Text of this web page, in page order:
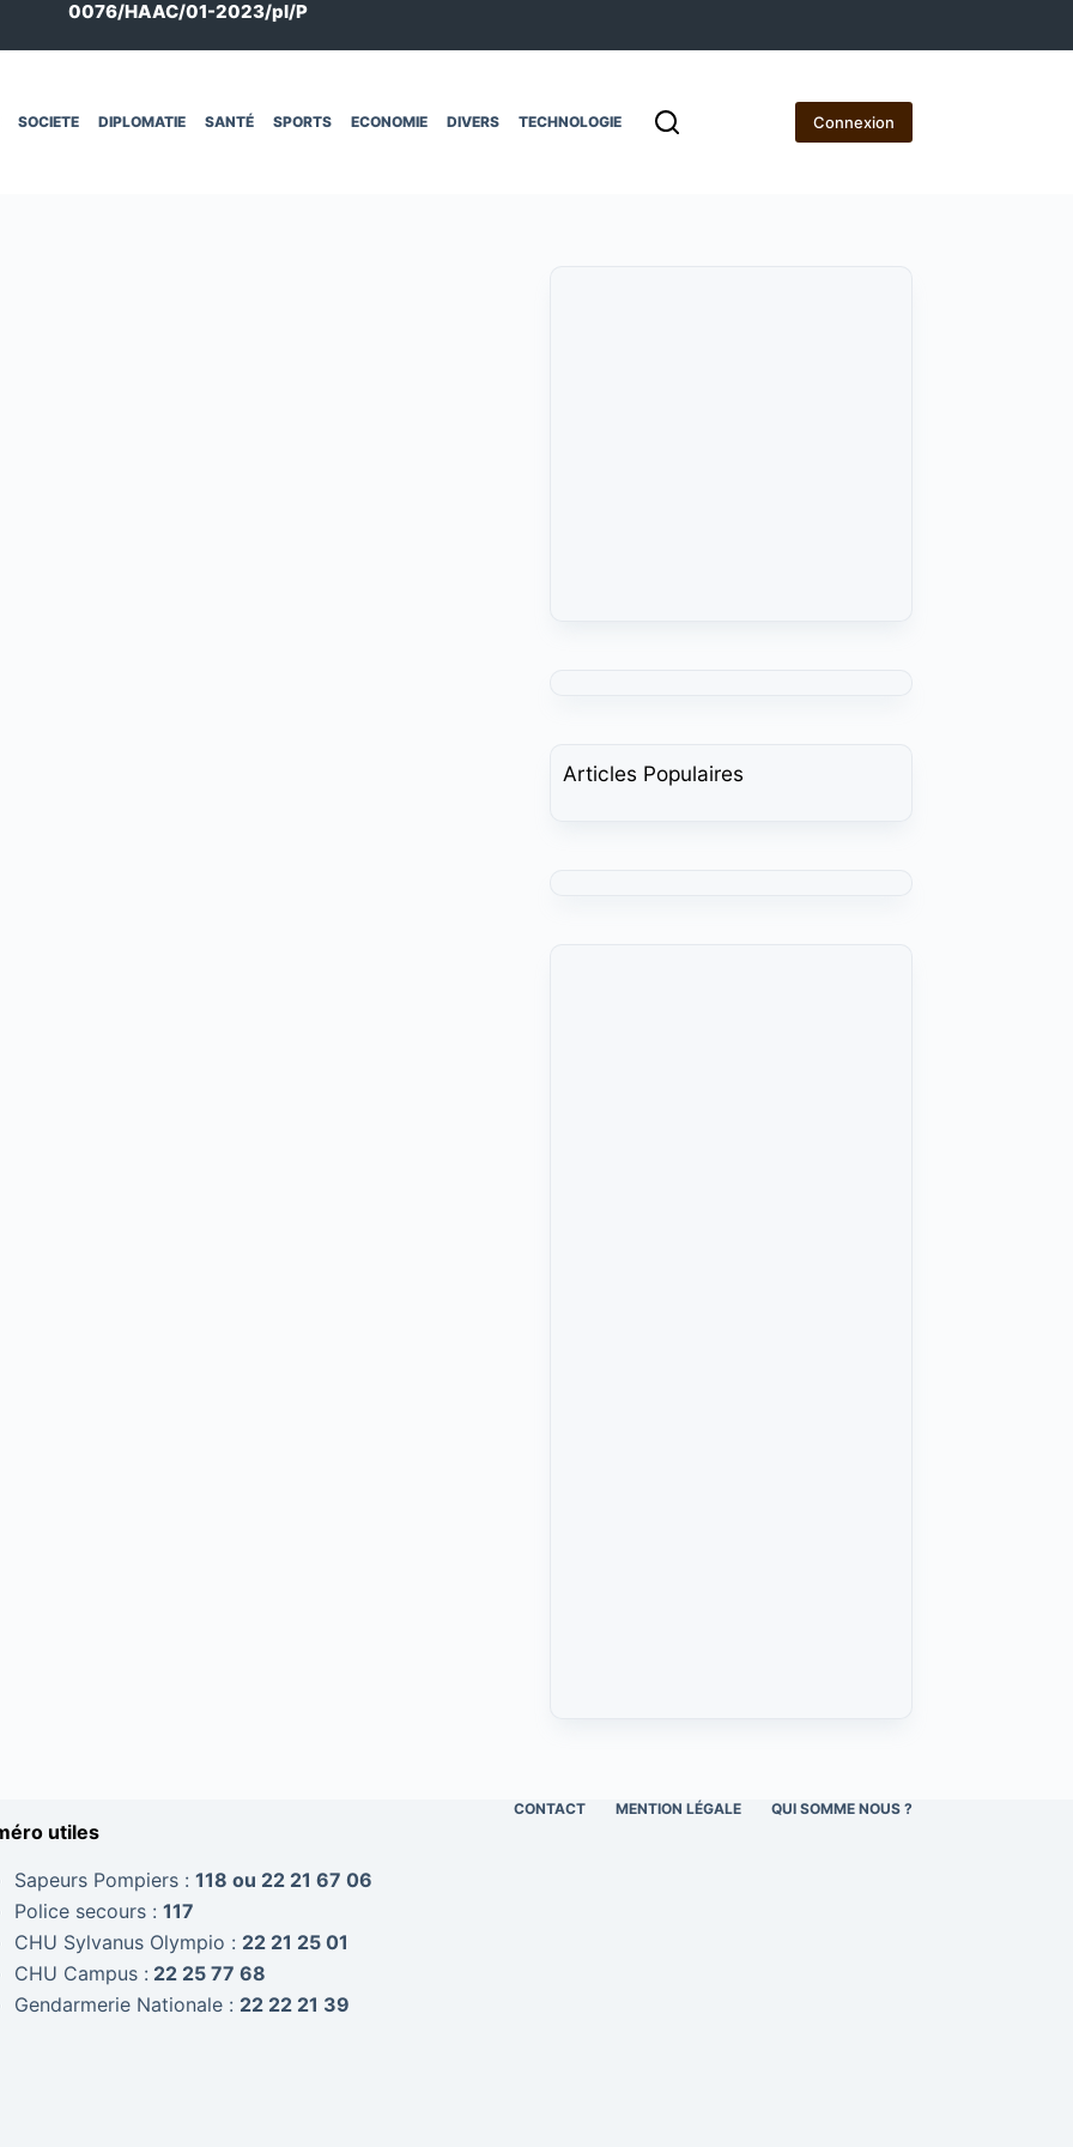
0076/HAAC/01-2023/pl/P
SOCIETE DIPLOMATIE SANTÉ SPORTS ECONOMIE DIVERS TECHNOLOGIE Connexion
Articles Populaires
CONTACT MENTION LÉGALE QUI SOMME NOUS ?
utiles
Sapeurs Pompiers : 118 ou 22 21 67 06
Police secours : 117
CHU Sylvanus Olympio : 22 21 25 01
CHU Campus : 22 25 77 68
Gendarmerie Nationale : 22 22 21 39